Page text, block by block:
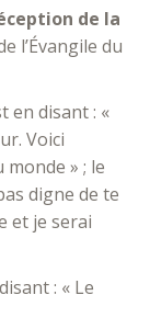
de la
l’Évangile du
en disant : «
Voici
monde » ; le
digne de te
et je serai
: « Le